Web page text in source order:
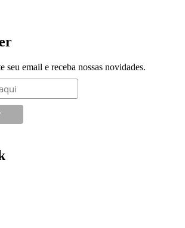
seu email e receba nossas novidades.